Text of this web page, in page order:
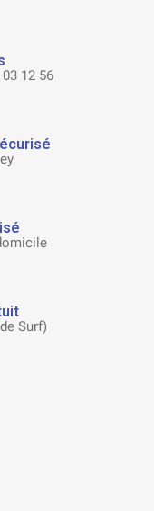
12 56
Surf)